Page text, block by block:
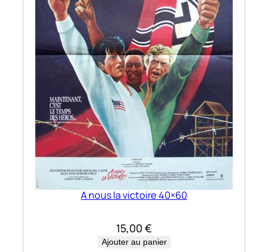
A nous la victoire 40×60
15,00 €
Ajouter au panier